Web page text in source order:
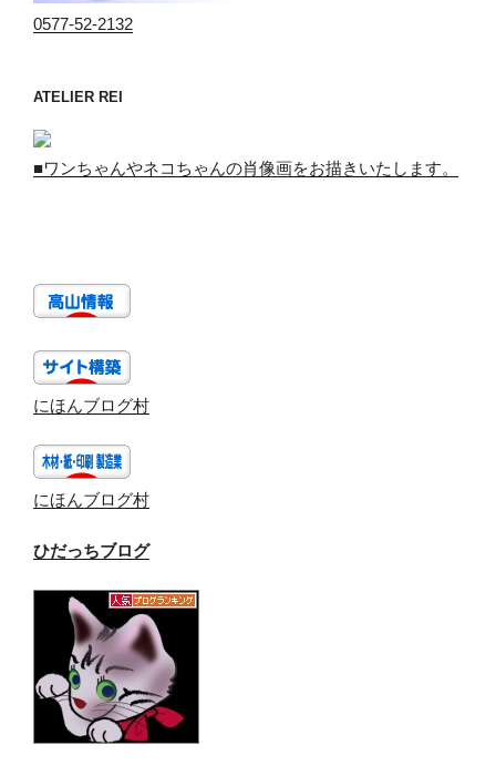
0577-52-2132
ATELIER REI
■ワンちゃんやネコちゃんの肖像画をお描きいたします。
にほんブログ村
にほんブログ村
ひだっちブログ